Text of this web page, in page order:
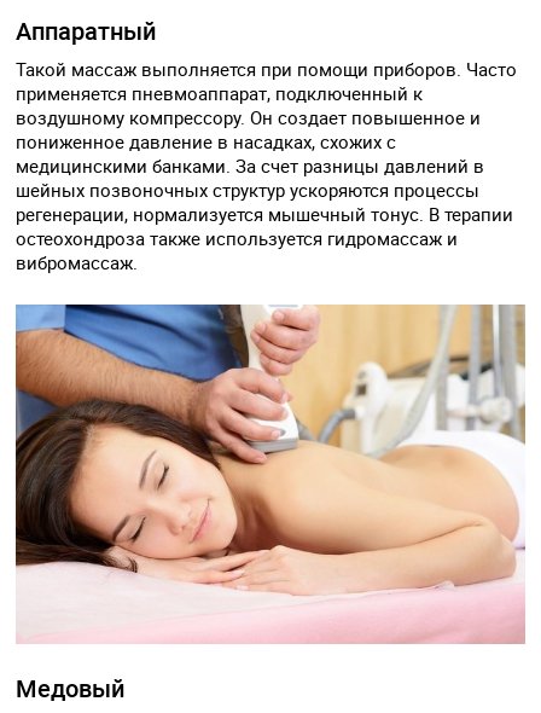
Аппаратный
Такой массаж выполняется при помощи приборов. Часто
применяется пневмоаппарат, подключенный к
воздушному компрессору. Он создает повышенное и
пониженное давление в насадках, схожих с
медицинскими банками. За счет разницы давлений в
шейных позвоночных структур ускоряются процессы
регенерации, нормализуется мышечный тонус. В терапии
остеохондроза также используется гидромассаж и
вибромассаж.
Медовый